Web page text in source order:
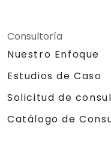
Consultoría
Nuestro Enfoque
Estudios de Caso
Solicitud de
Catálogo de